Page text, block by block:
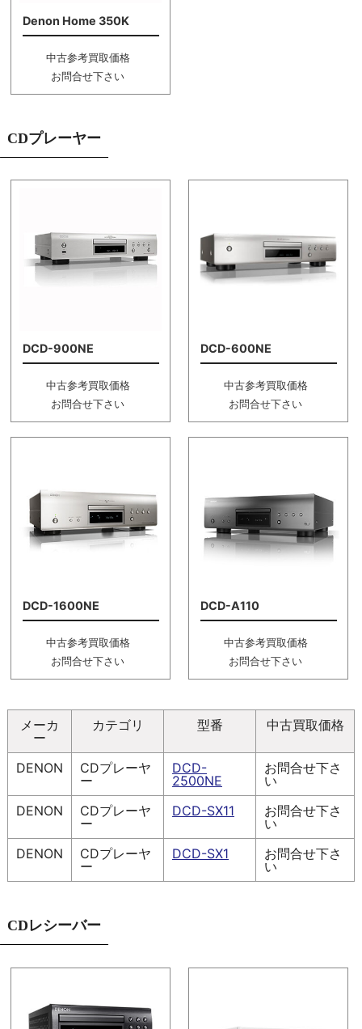
Denon Home 350K
中古参考買取価格
お問合せ下さい
CDプレーヤー
DCD-900NE
中古参考買取価格
お問合せ下さい
DCD-600NE
中古参考買取価格
お問合せ下さい
DCD-1600NE
中古参考買取価格
お問合せ下さい
DCD-A110
中古参考買取価格
お問合せ下さい
メーカ
ー
カテゴリ 型番 中古買取価格
DENON
CDプレーヤ
ー
DCD-
2500NE
お問合せ下さ
い
DENON
CDプレーヤ
ー
DCD-SX11
お問合せ下さ
い
DENON
CDプレーヤ
ー
DCD-SX1
お問合せ下さ
い
CDレシーバー